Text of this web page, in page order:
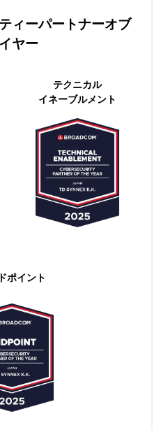
ィーパートナーオブ
ヤー
テクニカル
イネーブルメント
ポイント